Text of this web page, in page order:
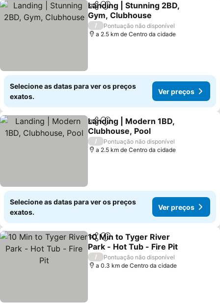
PartilharAdicionar aos favoritos
Landing | Stunning 2BD,
Gym, Clubhouse
/
Pontuação não disponível
a 2.5 km de Centro da cidade
Selecione as datas para ver os preços
exatos.
Ver preços
PartilharAdicionar aos favoritos
Landing | Modern 1BD,
Clubhouse, Pool
/
Pontuação não disponível
a 2.5 km de Centro da cidade
Selecione as datas para ver os preços
exatos.
Ver preços
PartilharAdicionar aos favoritos
10 Min to Tyger River
Park - Hot Tub - Fire Pit
/
Pontuação não disponível
a 0.3 km de Centro da cidade